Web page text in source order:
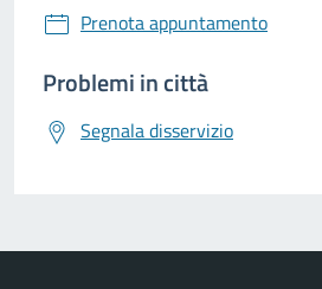
Prenota appuntamento
Problemi in città
Segnala disservizio